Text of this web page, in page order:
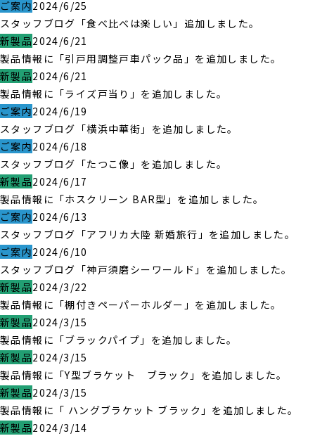
ご案内2024/6/25
スタッフブログ「食べ比べは楽しい」追加しました。
新製品2024/6/21
製品情報に「引戸用調整戸車パック品」を追加しました。
新製品2024/6/21
製品情報に「ライズ戸当り」を追加しました。
ご案内2024/6/19
スタッフブログ「横浜中華街」を追加しました。
ご案内2024/6/18
スタッフブログ「たつこ像」を追加しました。
新製品2024/6/17
製品情報に「ホスクリーン BAR型」を追加しました。
ご案内2024/6/13
スタッフブログ「アフリカ大陸 新婚旅行」を追加しました。
ご案内2024/6/10
スタッフブログ「神戸須磨シーワールド」を追加しました。
新製品2024/3/22
製品情報に「棚付きペーパーホルダー」を追加しました。
新製品2024/3/15
製品情報に「ブラックパイプ」を追加しました。
新製品2024/3/15
製品情報に「Y型ブラケット ブラック」を追加しました。
新製品2024/3/15
製品情報に「 ハングブラケット ブラック」を追加しました。
新製品2024/3/14